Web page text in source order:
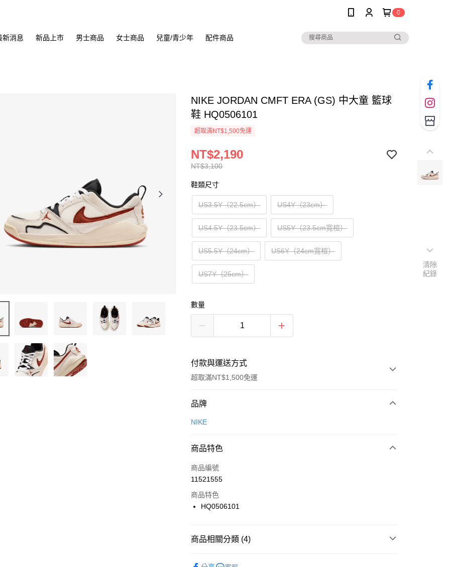
0
新消息 新品上市 男士商品 女士商品 兒童/青少年 配件商品
NIKE JORDAN CMFT ERA (GS) 中大童 籃球
鞋 HQ0506101
超取滿NT$1,500免運
NT$3,100
NT$2,190
鞋類尺寸
US3.5Y（22.5cm） US4Y（23cm）
US4.5Y（23.5cm） US5Y（23.5cm寬楦）
US5.5Y（24cm） US6Y（24cm寬楦）
US7Y（25cm）
數量
付款與運送方式
超取滿NT$1,500免運
付款方式
信用卡一次付款
合作金庫商業銀行
華南商業銀行
上海商業儲蓄銀行
國泰世華商業銀行
聯邦商業銀行
LINE Pay
Apple Pay
悠遊付
品牌
NIKE
商品特色
商品編號
11521555
商品特色
HQ0506101
商品相關分類 (4)
清除
紀錄